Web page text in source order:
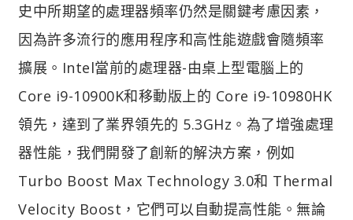
史中所期望的處理器頻率仍然是關鍵考慮因素，
因為許多流行的應用程序和高性能遊戲會隨頻率
擴展。Intel當前的處理器-由桌上型電腦上的
Core i9-10900K和移動版上的 Core i9-10980HK
領先，達到了業界領先的 5.3GHz。為了增強處理
器性能，我們開發了創新的解決方案，例如
Turbo Boost Max Technology 3.0和 Thermal
Velocity Boost，它們可以自動提高性能。無論